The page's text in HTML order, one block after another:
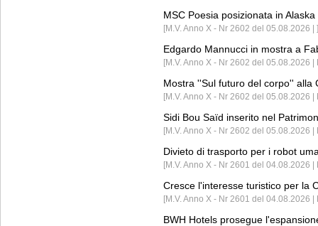
MSC Poesia posizionata in
[M.V. Anno X - Nr 2602 del 05.08.2026 | ]
Edgardo Mannucci in mostra a
[M.V. Anno X - Nr 2602 del 05.08.2026 |
Mostra ''Sul futuro del corpo'' alla
[M.V. Anno X - Nr 2602 del 05.08.2026
Sidi Bou Saïd inserito nel
[M.V. Anno X - Nr 2602 del 05.08.2026
Divieto di trasporto per i robot
[M.V. Anno X - Nr 2601 del 04.08.2026
Cresce l'interesse turistico per la
[M.V. Anno X - Nr 2601 del 04.08.2026 |
BWH Hotels prosegue